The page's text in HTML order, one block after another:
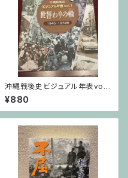
沖縄戦後史ビジュアル年表vol.1
世替わりの轍
¥880